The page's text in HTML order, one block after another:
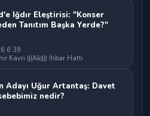
Iğdır Eleştirisi: "Konser
Tanıtım Başka Yerde?"
6:39
Kavri (((Alo))) İhbar Hattı
Adayı Uğur Artantaş: Davet
nedir?